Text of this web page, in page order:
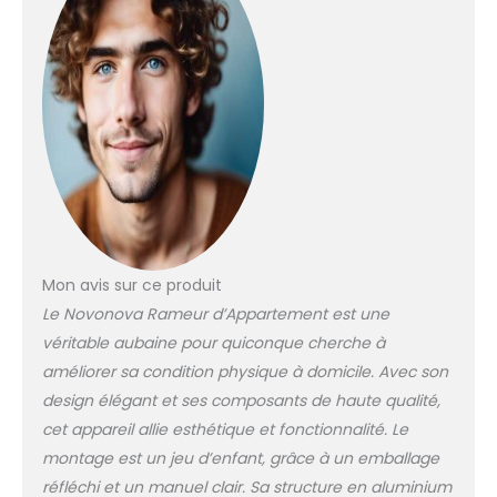
meilleur résultat d'entraînement. ✮Écran
LCD multifonction: L'écran LCD affiche vos
données sportives telles que
temps/vitesse/compte/calories/distance
. Grâce à ces données, vous pouvez
pleinement comprendre et développer
votre routine de remise en forme
personnalisée. L'entraînement au rameurs
d'appartement est un exercice aérobique
idéal qui permet d'exercer pleinement
toutes les parties du corps, en particulier
les bras, les épaules, les jambes et les
fesses. Taille de l'écran LCD du rameur
pliable appartement: 80 x 40 mm.
✮Détails parfaits: La selle ergonomique, la
poignée souple, la pédale large et la
conception de la sangle de pédale
garantissent la meilleure posture assise
et un exercice confortable et sûr en
utilisant ce rameur d'appartement. La
conception de commande magnétique
Mon avis sur ce produit
Le Novonova Rameur d’Appartement est une
véritable aubaine pour quiconque cherche à
améliorer sa condition physique à domicile. Avec son
design élégant et ses composants de haute qualité,
cet appareil allie esthétique et fonctionnalité. Le
montage est un jeu d’enfant, grâce à un emballage
réfléchi et un manuel clair. Sa structure en aluminium